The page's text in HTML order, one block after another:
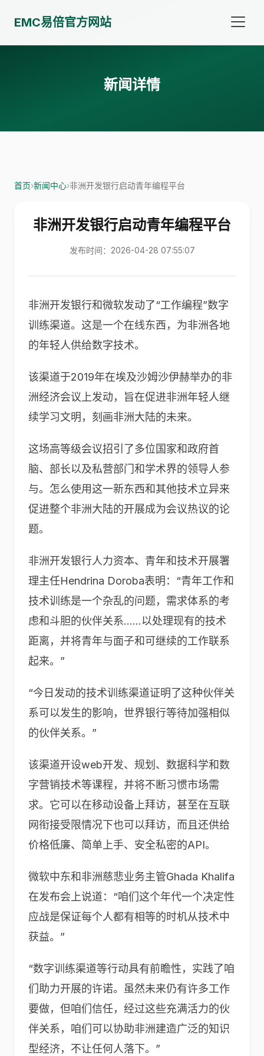
EMC易倍官方网站
新闻详情
首页›新闻中心›非洲开发银行启动青年编程平台
非洲开发银行启动青年编程平台
发布时间：2026-04-28 07:55:07
非洲开发银行和微软发动了“工作编程”数字
训练渠道。这是一个在线东西，为非洲各地
的年轻人供给数字技术。
该渠道于2019年在埃及沙姆沙伊赫举办的非
洲经济会议上发动，旨在促进非洲年轻人继
续学习文明，刻画非洲大陆的未来。
这场高等级会议招引了多位国家和政府首
脑、部长以及私营部门和学术界的领导人参
与。怎么使用这一新东西和其他技术立异来
促进整个非洲大陆的开展成为会议热议的论
题。
非洲开发银行人力资本、青年和技术开展署
理主任Hendrina Doroba表明：“青年工作和
技术训练是一个杂乱的问题，需求体系的考
虑和斗胆的伙伴关系……以处理现有的技术
距离，并将青年与面子和可继续的工作联系
起来。”
“今日发动的技术训练渠道证明了这种伙伴关
系可以发生的影响，世界银行等待加强相似
的伙伴关系。”
该渠道开设web开发、规划、数据科学和数
字营销技术等课程，并将不断习惯市场需
求。它可以在移动设备上拜访，甚至在互联
网衔接受限情况下也可以拜访，而且还供给
价格低廉、简单上手、安全私密的API。
微软中东和非洲慈悲业务主管Ghada Khalifa
在发布会上说道：“咱们这个年代一个决定性
应战是保证每个人都有相等的时机从技术中
获益。”
“数字训练渠道等行动具有前瞻性，实践了咱
们助力开展的许诺。虽然未来仍有许多工作
要做，但咱们信任，经过这些充满活力的伙
伴关系，咱们可以协助非洲建造广泛的知识
型经济，不让任何人落下。”